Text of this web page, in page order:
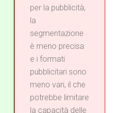
per la pubblicità,
la
segmentazione
è meno precisa
e i formati
pubblicitari sono
meno vari, il che
potrebbe limitare
la capacità delle